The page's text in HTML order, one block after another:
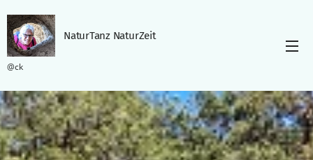
NaturTanz NaturZeit
@ck